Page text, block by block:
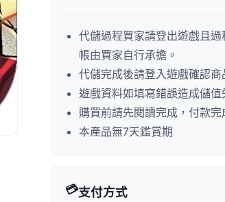
代儲過程買家請登出遊戲且
帳由買家自行承擔。
代儲完成後請登入遊戲確認
遊戲資料如填寫錯誤造成儲
購買前請先閱讀完成，付款
本產品無7天鑑賞期
💳支付方式